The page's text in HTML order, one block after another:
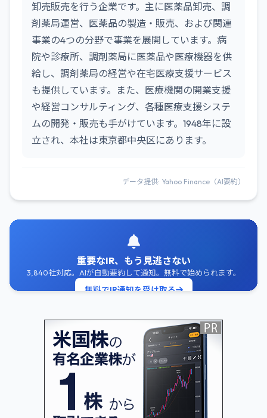
卸売販売を行う企業です。主に医薬品卸売、調
剤薬局運営、医薬品の製造・販売、および関連
事業の4つの分野で事業を展開しています。病
院や診療所、調剤薬局に医薬品や医療機器を供
給し、調剤薬局の経営や在宅医療支援サービス
も提供しています。また、医療機関の開業支援
や経営コンサルティング、各種医療支援システ
ムの開発・販売も手がけています。1948年に設
立され、本社は東京都中央区にあります。
データ提供: Yahoo Finance（AI要約）
重要なIR、もう見逃さない
3,840社対応。AIが自動要約して通知。無料で始められます。
無料でIR通知を受け取る